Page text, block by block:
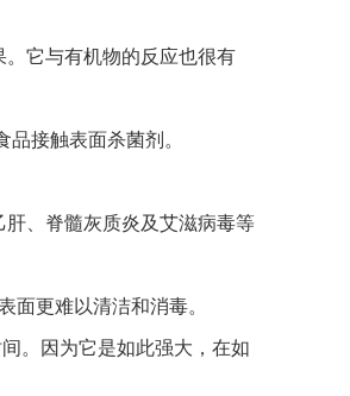
它与有机物的反应也很有
品接触表面杀菌剂。
、脊髓灰质炎及艾滋病毒等
面更难以清洁和消毒。
。因为它是如此强大，在如